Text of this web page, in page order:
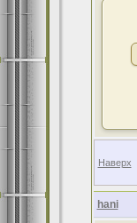
Наверх
hani